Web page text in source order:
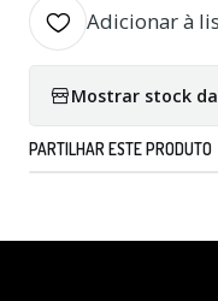
Adicionar à
Mostrar stock
PARTILHAR ESTE PRODUTO